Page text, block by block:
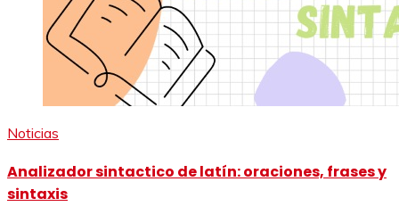
Noticias
Analizador sintactico de latín: oraciones, frases y
sintaxis